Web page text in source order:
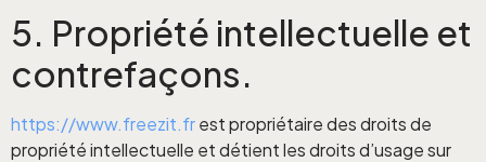
5. Propriété intellectuelle et
contrefaçons.
https://www.freezit.frest propriétaire des droits de
propriété intellectuelle et détient les droits d’usage sur